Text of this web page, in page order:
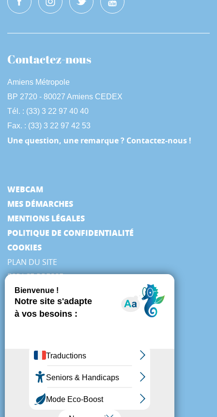
Contactez-nous
Amiens Métropole
BP 2720 - 80027 Amiens CEDEX
Tél. : (33) 3 22 97 40 40
Fax. : (33) 3 22 97 42 53
Une question, une remarque ? Contactez-nous !
WEBCAM
MES DÉMARCHES
MENTIONS LÉGALES
POLITIQUE DE CONFIDENTIALITÉ
COOKIES
PLAN DU SITE
ESPACE PRESSE